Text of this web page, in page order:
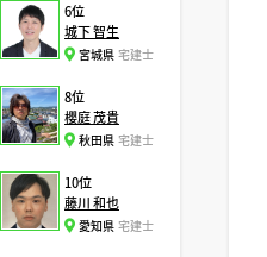
6位
城下 智生
宅建士
宮城県
8位
櫻庭 茂貴
宅建士
秋田県
10位
藤川 和也
宅建士
愛知県